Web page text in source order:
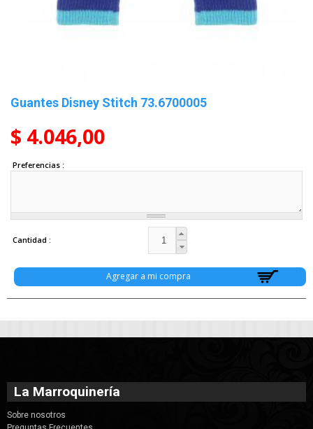
Guantes Disney Stitch 73.6700005
$ 4.046,00
Preferencias
Cantidad
La Marroquinería
Sobre nosotros